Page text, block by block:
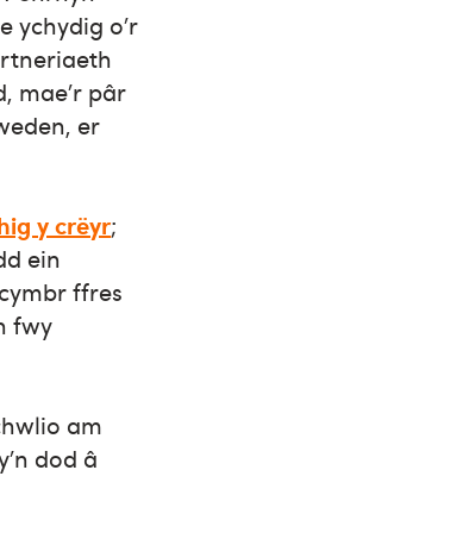
ychydig o’r
mae’r pâr
er
y crëyr;
ein
ffres
fwy
am
dod â